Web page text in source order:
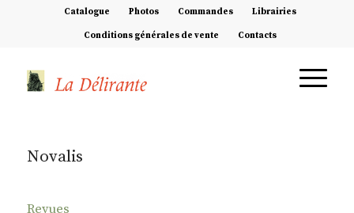
Catalogue Photos Commandes Librairies
Conditions générales de vente Contacts
Novalis
Revues